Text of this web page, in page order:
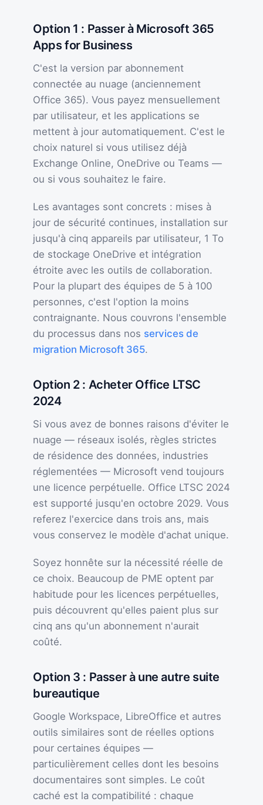
Option 1 : Passer à Microsoft 365
Apps for Business
C'est la version par abonnement
connectée au nuage (anciennement
Office 365). Vous payez mensuellement
par utilisateur, et les applications se
mettent à jour automatiquement. C'est le
choix naturel si vous utilisez déjà
Exchange Online, OneDrive ou Teams —
ou si vous souhaitez le faire.
Les avantages sont concrets : mises à
jour de sécurité continues, installation sur
jusqu'à cinq appareils par utilisateur, 1 To
de stockage OneDrive et intégration
étroite avec les outils de collaboration.
Pour la plupart des équipes de 5 à 100
personnes, c'est l'option la moins
contraignante. Nous couvrons l'ensemble
du processus dans nos services de
migration Microsoft 365.
Option 2 : Acheter Office LTSC
2024
Si vous avez de bonnes raisons d'éviter le
nuage — réseaux isolés, règles strictes
de résidence des données, industries
réglementées — Microsoft vend toujours
une licence perpétuelle. Office LTSC 2024
est supporté jusqu'en octobre 2029. Vous
referez l'exercice dans trois ans, mais
vous conservez le modèle d'achat unique.
Soyez honnête sur la nécessité réelle de
ce choix. Beaucoup de PME optent par
habitude pour les licences perpétuelles,
puis découvrent qu'elles paient plus sur
cinq ans qu'un abonnement n'aurait
coûté.
Option 3 : Passer à une autre suite
bureautique
Google Workspace, LibreOffice et autres
outils similaires sont de réelles options
pour certaines équipes —
particulièrement celles dont les besoins
documentaires sont simples. Le coût
caché est la compatibilité : chaque